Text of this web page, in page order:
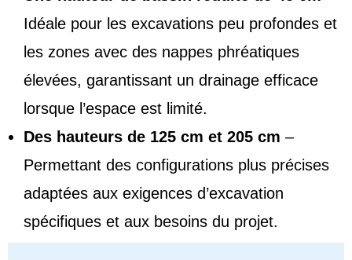
Idéale pour les excavations peu profondes et
les zones avec des nappes phréatiques
élevées, garantissant un drainage efficace
lorsque l’espace est limité.
Des hauteurs de 125 cm et 205 cm –
Permettant des configurations plus précises
adaptées aux exigences d’excavation
spécifiques et aux besoins du projet.